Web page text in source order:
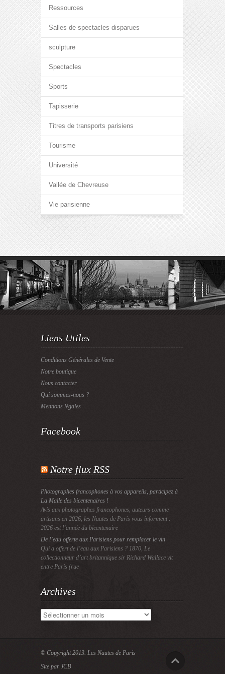
Ressources
Salles de spectacles disparues
sculpture
Spectacles
Sports
Tapisserie
Titres de transports parisiens
Tourisme
Université
Vallée de Chevreuse
Vie parisienne
Liens Utiles
Conditions Générales de Vente
Notre boutique
Nous contacter
Qui sommes-nous ?
Mentions légales
Facebook
Notre flux RSS
Photographes francophones à vos appareils, participez à
La Malle des bicentenaires !
Avis aux photographes francophones, auteurs comme
artisans en 2026, les Nautes de Paris vous informent :
2026 est l’année du bicentenaire
De l’eau offerte aux Parisiens pour remplacer le vin
Qui a offert de l’eau aux Parisiens ? 1870, Le
collectionneur d’art britannique sir Richard Wallace vit
entre Paris (rue
Archives
Archives
© Copyright 2013. Les Nautes de Paris
Site par JCB